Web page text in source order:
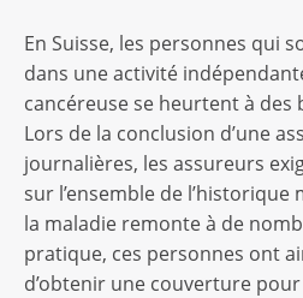
En Suisse, les personnes qui
dans une activité
cancéreuse se heurtent à des
Lors de la conclusion d’une
journalières, les assureurs
sur l’ensemble de
la maladie remonte à de
pratique, ces personnes ont
d’obtenir une couverture